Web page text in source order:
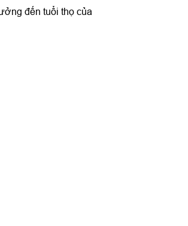
đến tuổi thọ của